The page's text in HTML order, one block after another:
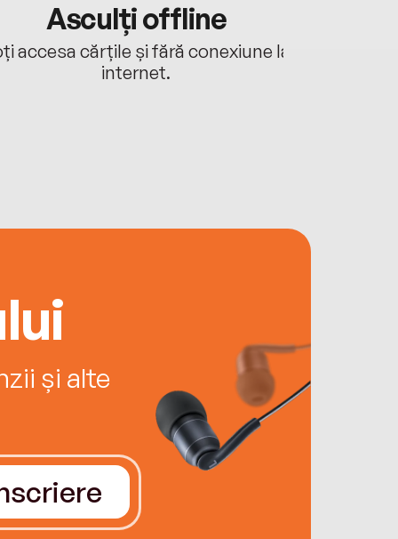
Asculți offline
accesa cărțile și fără conexiune la
internet.
și alte